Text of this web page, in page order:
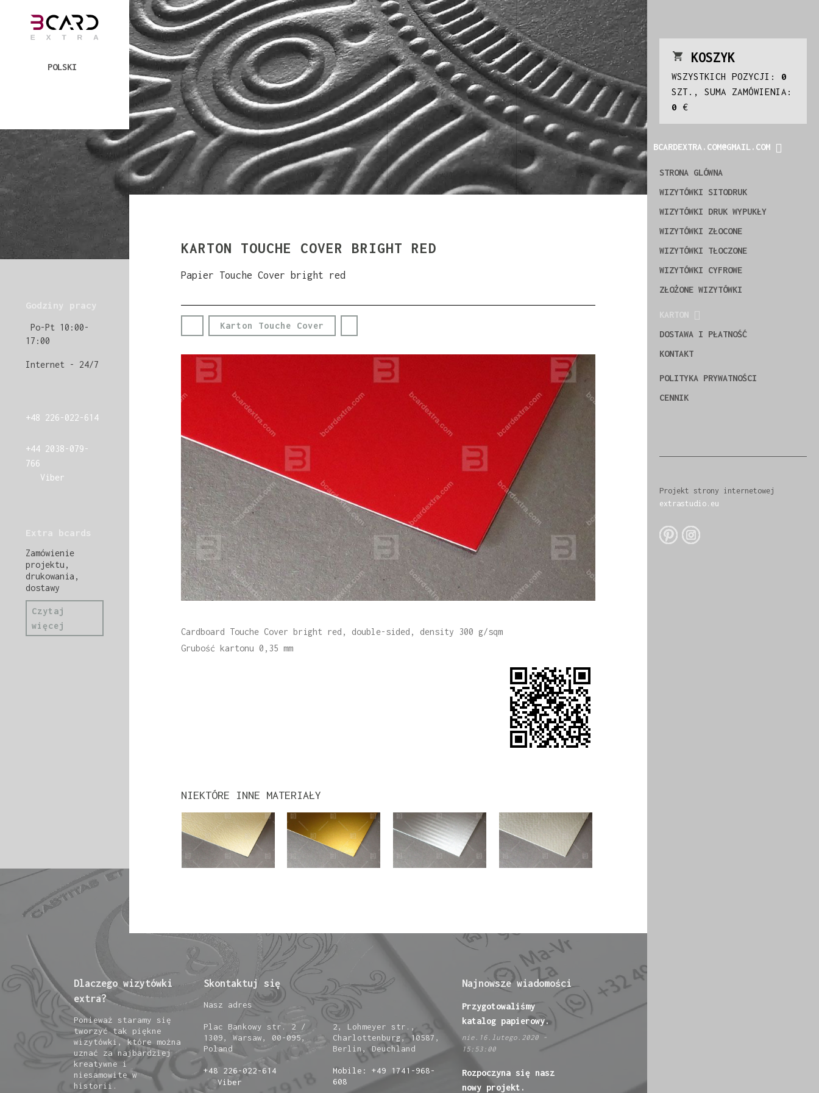
POLSKI
KARTON TOUCHE COVER BRIGHT RED
Papier Touche Cover bright red
Karton Touche Cover
Cardboard Touche Cover bright red, double-sided, density 300 g/sqm
Grubość kartonu 0,35 mm
NIEKTÓRE INNE MATERIAŁY
Godziny pracy
Po-Pt 10:00-
17:00
Internet - 24/7
+48 226-022-614
+44 2038-079-
766
Viber
Extra bcards
Zamówienie
projektu,
drukowania,
dostawy
Czytaj
więcej
Dlaczego wizytówki
extra?
Ponieważ staramy się
tworzyć tak piękne
wizytówki, które można
uznać za najbardziej
kreatywne i
niesamowite w
historii.
Skontaktuj się
Nasz adres
Plac Bankowy str. 2 /
1309, Warsaw, 00-095,
Poland
+48 226-022-614
Viber
2, Lohmeyer str.,
Charlottenburg, 10587,
Berlin, Deuchland
Mobile: +49 1741-968-
608
Najnowsze wiadomości
Przygotowaliśmy
katalog papierowy.
nie.16.lutego.2020 -
15:53:00
Rozpoczyna się nasz
nowy projekt.
KOSZYK
WSZYSTKICH POZYCJI: 0
SZT., SUMA ZAMÓWIENIA:
0 €
BCARDEXTRA.COM@GMAIL.COM
STRONA GLÓWNA
WIZYTÓWKI SITODRUK
WIZYTÓWKI DRUK WYPUKŁY
WIZYTÓWKI ZŁOCONE
WIZYTÓWKI TŁOCZONE
WIZYTÓWKI CYFROWE
ZŁOŻONE WIZYTÓWKI
KARTON
DOSTAWA I PŁATNOŚĆ
KONTAKT
POLITYKA PRYWATNOŚCI
CENNIK
Projekt strony internetowej
extrastudio.eu